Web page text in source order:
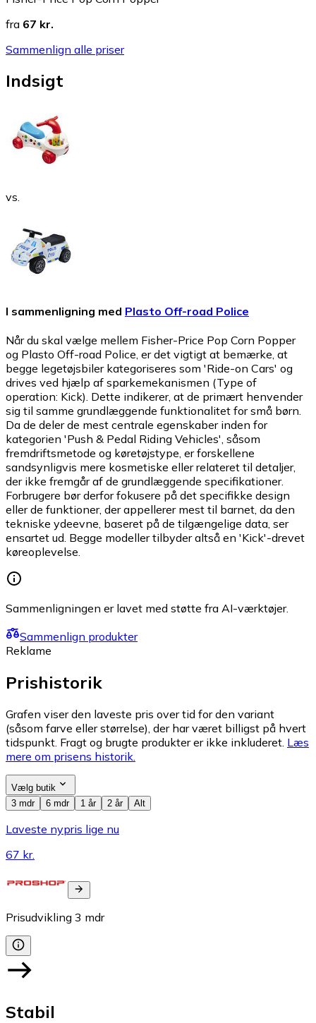
fra 67 kr.
Sammenlign alle priser
Indsigt
vs.
I sammenligning med Plasto Off-road Police
Når du skal vælge mellem Fisher-Price Pop Corn Popper
og Plasto Off-road Police, er det vigtigt at bemærke, at
begge legetøjsbiler kategoriseres som 'Ride-on Cars' og
drives ved hjælp af sparkemekanismen (Type of
operation: Kick). Dette indikerer, at de primært henvender
sig til samme grundlæggende funktionalitet for små børn.
Da de deler de mest centrale egenskaber inden for
kategorien 'Push & Pedal Riding Vehicles', såsom
fremdriftsmetode og køretøjstype, er forskellene
sandsynligvis mere kosmetiske eller relateret til detaljer,
der ikke fremgår af de grundlæggende specifikationer.
Forbrugere bør derfor fokusere på det specifikke design
eller de funktioner, der appellerer mest til barnet, da den
tekniske ydeevne, baseret på de tilgængelige data, ser
ensartet ud. Begge modeller tilbyder altså en 'Kick'-drevet
køreoplevelse.
Sammenligningen er lavet med støtte fra AI-værktøjer.
Sammenlign produkter
Reklame
Prishistorik
Grafen viser den laveste pris over tid for den variant
(såsom farve eller størrelse), der har været billigst på hvert
tidspunkt. Fragt og brugte produkter er ikke inkluderet. Læs
mere om prisens historik.
Vælg butik
3 mdr
6 mdr 1 år 2 år Alt
Laveste nypris lige nu
67 kr.
Prisudvikling 3 mdr
Stabil